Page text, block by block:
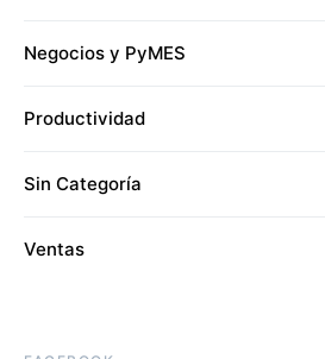
Negocios y PyMES
Productividad
Sin Categoría
Ventas